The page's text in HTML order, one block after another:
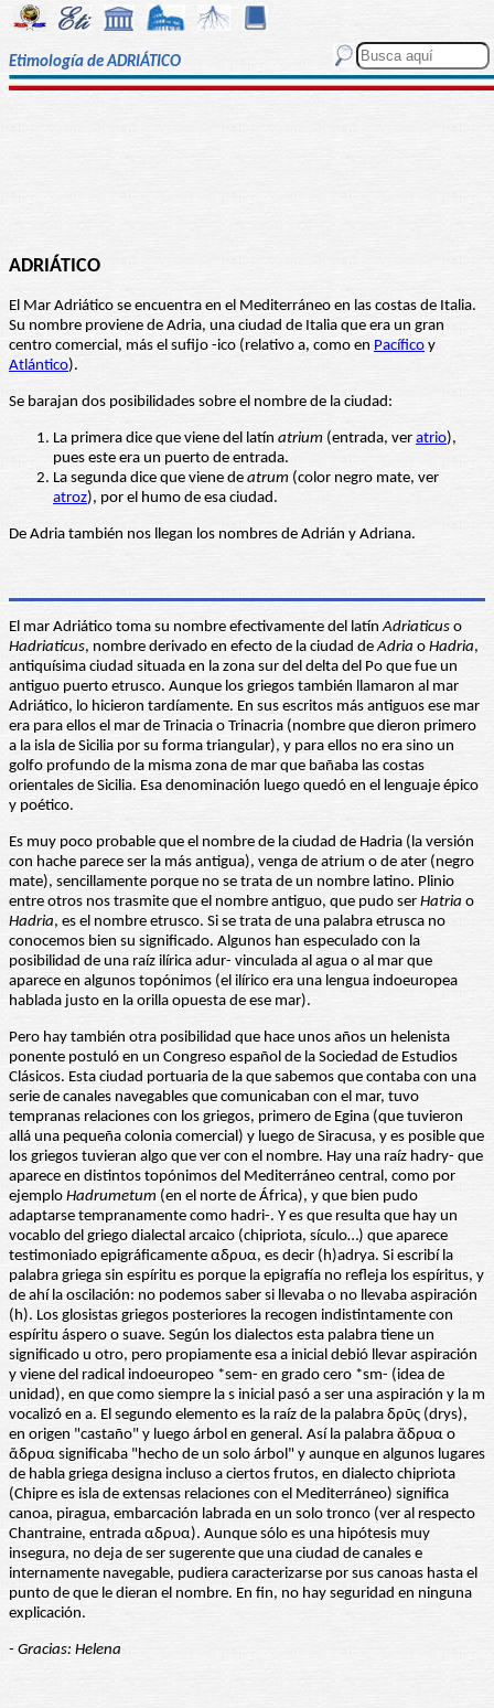
Etimología de ADRIÁTICO
ADRIÁTICO
El Mar Adriático se encuentra en el Mediterráneo en las costas de Italia.
Su nombre proviene de Adria, una ciudad de Italia que era un gran
centro comercial, más el sufijo -ico (relativo a, como en Pacífico y
Atlántico).
Se barajan dos posibilidades sobre el nombre de la ciudad:
La primera dice que viene del latín atrium (entrada, ver atrio),
pues este era un puerto de entrada.
La segunda dice que viene de atrum (color negro mate, ver
atroz), por el humo de esa ciudad.
De Adria también nos llegan los nombres de Adrián y Adriana.
El mar Adriático toma su nombre efectivamente del latínAdriaticus o
Hadriaticus, nombre derivado en efecto de la ciudad deAdria o Hadria,
antiquísima ciudad situada en la zona sur del delta del Po que fue un
antiguo puerto etrusco. Aunque los griegos también llamaron al mar
Adriático, lo hicieron tardíamente. En sus escritos más antiguos ese mar
era para ellos el mar de Trinacia o Trinacria (nombre que dieron primero
a la isla de Sicilia por su forma triangular), y para ellos no era sino un
golfo profundo de la misma zona de mar que bañaba las costas
orientales de Sicilia. Esa denominación luego quedó en el lenguaje épico
y poético.
Es muy poco probable que el nombre de la ciudad de Hadria (la versión
con hache parece ser la más antigua), venga de atrium o de ater (negro
mate), sencillamente porque no se trata de un nombre latino. Plinio
entre otros nos trasmite que el nombre antiguo, que pudo ser Hatria o
Hadria, es el nombre etrusco. Si se trata de una palabra etrusca no
conocemos bien su significado. Algunos han especulado con la
posibilidad de una raíz ilírica adur- vinculada al agua o al mar que
aparece en algunos topónimos (el ilírico era una lengua indoeuropea
hablada justo en la orilla opuesta de ese mar).
Pero hay también otra posibilidad que hace unos años un helenista
ponente postuló en un Congreso español de la Sociedad de Estudios
Clásicos. Esta ciudad portuaria de la que sabemos que contaba con una
serie de canales navegables que comunicaban con el mar, tuvo
tempranas relaciones con los griegos, primero de Egina (que tuvieron
allá una pequeña colonia comercial) y luego de Siracusa, y es posible que
los griegos tuvieran algo que ver con el nombre. Hay una raíz hadry- que
aparece en distintos topónimos del Mediterráneo central, como por
ejemplo Hadrumetum (en el norte de África), y que bien pudo
adaptarse tempranamente como hadri-. Y es que resulta que hay un
vocablo del griego dialectal arcaico (chipriota, sículo…) que aparece
testimoniado epigráficamente αδρυα, es decir (h)adrya. Si escribí la
palabra griega sin espíritu es porque la epigrafía no refleja los espíritus, y
de ahí la oscilación: no podemos saber si llevaba o no llevaba aspiración
(h). Los glosistas griegos posteriores la recogen indistintamente con
espíritu áspero o suave. Según los dialectos esta palabra tiene un
significado u otro, pero propiamente esa a inicial debió llevar aspiración
y viene del radical indoeuropeo *sem- en grado cero *sm- (idea de
unidad), en que como siempre la s inicial pasó a ser una aspiración y la m
vocalizó en a. El segundo elemento es la raíz de la palabra δρῦς (drys),
en origen "castaño" y luego árbol en general. Así la palabra ἄδρυα o
ἅδρυα significaba "hecho de un solo árbol" y aunque en algunos lugares
de habla griega designa incluso a ciertos frutos, en dialecto chipriota
(Chipre es isla de extensas relaciones con el Mediterráneo) significa
canoa, piragua, embarcación labrada en un solo tronco (ver al respecto
Chantraine, entrada αδρυα). Aunque sólo es una hipótesis muy
insegura, no deja de ser sugerente que una ciudad de canales e
internamente navegable, pudiera caracterizarse por sus canoas hasta el
punto de que le dieran el nombre. En fin, no hay seguridad en ninguna
explicación.
- Gracias: Helena